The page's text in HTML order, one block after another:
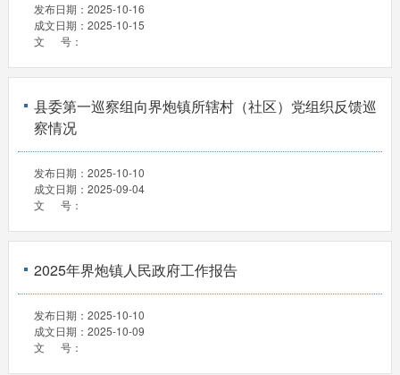
发布日期： 2025-10-16
成文日期： 2025-10-15
文 号：
县委第一巡察组向界炮镇所辖村（社区）党组织反馈巡
察情况
发布日期： 2025-10-10
成文日期： 2025-09-04
文 号：
2025年界炮镇人民政府工作报告
发布日期： 2025-10-10
成文日期： 2025-10-09
文 号：